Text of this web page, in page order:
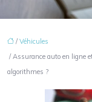
/Véhicules
/ Assurance auto en ligne
algorithmes ?